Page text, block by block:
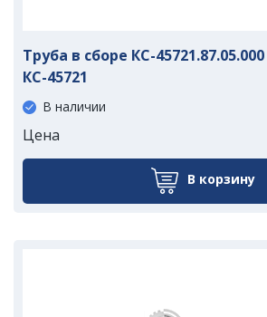
Труба в сборе КС-
КС-45721
В наличии
Цена
В корзину